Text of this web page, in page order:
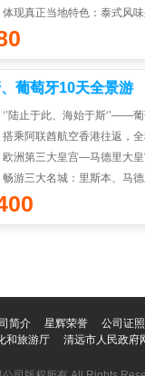
体现真正当地特色：泰式风
葡萄牙10天全景游
‘’陆止于此、海始于斯‘’——
搭乘阿联酋航空香港往返，
欧洲第三大皇宫—马德里大
畅游三大名城：里斯本、马
简介 星辉荣誉
公司证
和旅游厅 清远市人民政府